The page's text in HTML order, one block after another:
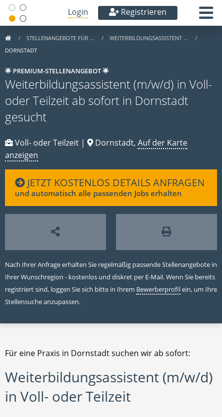
Login Registrieren
STELLENANGEBOTE FÜR …
WEITERBILDUNGSASSISTENT …
DORNSTADT
🌟 PREMIUM-STELLENANGEBOT 🌟
Weiterbildungsassistent (m/w/d) in Voll-
oder Teilzeit ab sofort in Dornstadt
gesucht
Voll- oder Teilzeit | Dornstadt, Auf der Karte
anzeigen
JETZT KOSTENLOS DETAILS ANFRAGEN
und automatisch alle passenden Jobs erhalten
Nach Ihrer Anfrage erhalten Sie regelmäßig passende Stellenangebote in
Ihrer Wunschregion - kostenlos und diskret per E-Mail. Wenn Sie bereits
registriert sind, loggen Sie sich bitte in Ihrem Bewerberprofilein, um Ihre
Stellensuche anzupassen.
Für eine Praxis in Dornstadt suchen wir ab sofort:
Weiterbildungsassistent (m/w/d)
in Voll- oder Teilzeit